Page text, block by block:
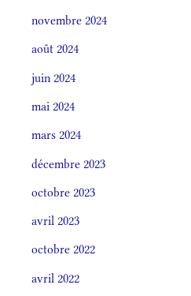
novembre 2024
août 2024
juin 2024
mai 2024
mars 2024
décembre 2023
octobre 2023
avril 2023
octobre 2022
avril 2022